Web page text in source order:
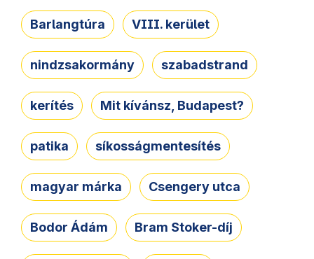
Barlangtúra VIII. kerület
nindzsakormány szabadstrand
kerítés Mit kívánsz, Budapest?
patika síkosságmentesítés
magyar márka Csengery utca
Bodor Ádám Bram Stoker-díj